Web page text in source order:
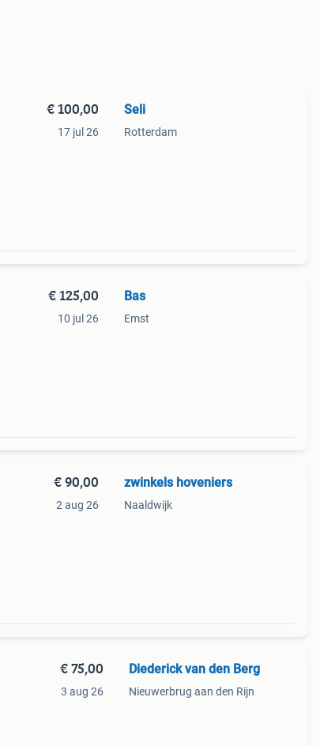
€ 100,00
17 jul 26
Seli
Rotterdam
€ 125,00
10 jul 26
Bas
Emst
€ 90,00
2 aug 26
zwinkels hoveniers
Naaldwijk
€ 75,00
3 aug 26
Diederick van den Berg
Nieuwerbrug aan den Rijn